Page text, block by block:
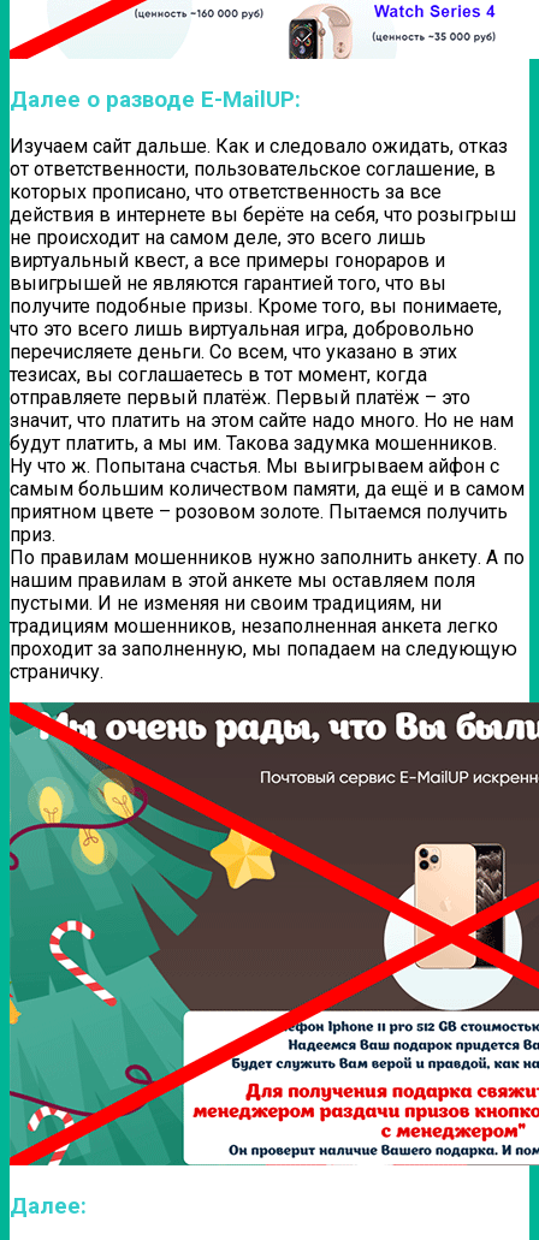
Далее о разводе E-MailUP:
Изучаем сайт дальше. Как и следовало ожидать, отказ
от ответственности, пользовательское соглашение, в
которых прописано, что ответственность за все
действия в интернете вы берёте на себя, что розыгрыш
не происходит на самом деле, это всего лишь
виртуальный квест, а все примеры гонораров и
выигрышей не являются гарантией того, что вы
получите подобные призы. Кроме того, вы понимаете,
что это всего лишь виртуальная игра, добровольно
перечисляете деньги. Со всем, что указано в этих
тезисах, вы соглашаетесь в тот момент, когда
отправляете первый платёж. Первый платёж – это
значит, что платить на этом сайте надо много. Но не нам
будут платить, а мы им. Такова задумка мошенников.
Ну что ж. Попытана счастья. Мы выигрываем айфон с
самым большим количеством памяти, да ещё и в самом
приятном цвете – розовом золоте. Пытаемся получить
приз.
По правилам мошенников нужно заполнить анкету. А по
нашим правилам в этой анкете мы оставляем поля
пустыми. И не изменяя ни своим традициям, ни
традициям мошенников, незаполненная анкета легко
проходит за заполненную, мы попадаем на следующую
страничку.
Далее: